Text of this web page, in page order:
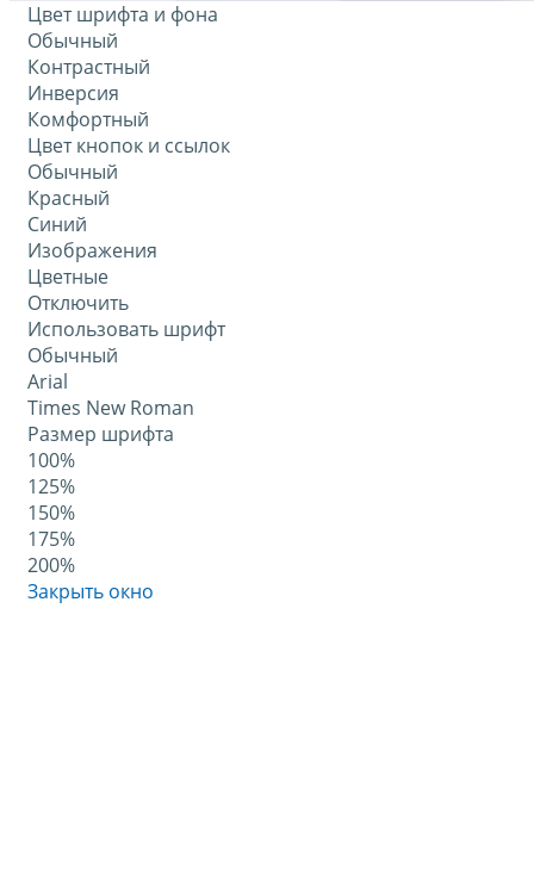
Цвет шрифта и фона
Обычный
Контрастный
Инверсия
Комфортный
Цвет кнопок и ссылок
Обычный
Красный
Синий
Изображения
Цветные
Отключить
Использовать шрифт
Обычный
Arial
Times New Roman
Размер шрифта
100%
125%
150%
175%
200%
Закрыть окно